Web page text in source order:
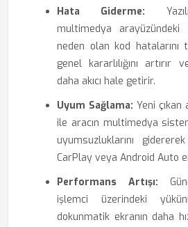
Hata Giderme:
multimedya arayüzündeki
neden olan kod hatalarını
genel kararlılığını artırır
daha akıcı hale getirir.
Uyum Sağlama: Yeni
ile aracın multimedya
uyumsuzluklarını
CarPlay veya Android Auto
Performans Artışı:
işlemci üzerindeki
dokunmatik ekranın daha